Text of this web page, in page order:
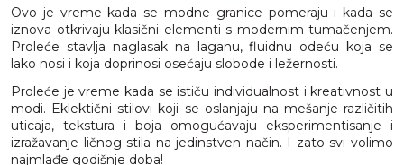
Ovo je vreme kada se modne granice pomeraju i kada se
iznova otkrivaju klasični elementi s modernim tumačenjem.
Proleće stavlja naglasak na laganu, fluidnu odeću koja se
lako nosi i koja doprinosi osećaju slobode i ležernosti.
Proleće je vreme kada se ističu individualnost i kreativnost u
modi. Eklektični stilovi koji se oslanjaju na mešanje različitih
uticaja, tekstura i boja omogućavaju eksperimentisanje i
izražavanje ličnog stila na jedinstven način. I zato svi volimo
najmlađe godišnje doba!